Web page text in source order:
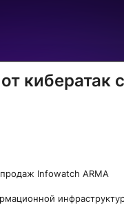
кибератак
Infowatch ARMA